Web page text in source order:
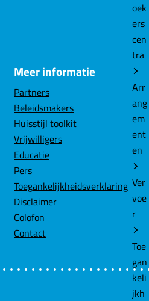
oek
ers
cen
tra
Arr
ang
em
ent
en
Ver
voe
r
Toe
gan
keli
jkh
Meer informatie
Partners
Beleidsmakers
Huisstijl toolkit
Vrijwilligers
Educatie
Pers
Toegankelijkheidsverklaring
Disclaimer
Colofon
Contact